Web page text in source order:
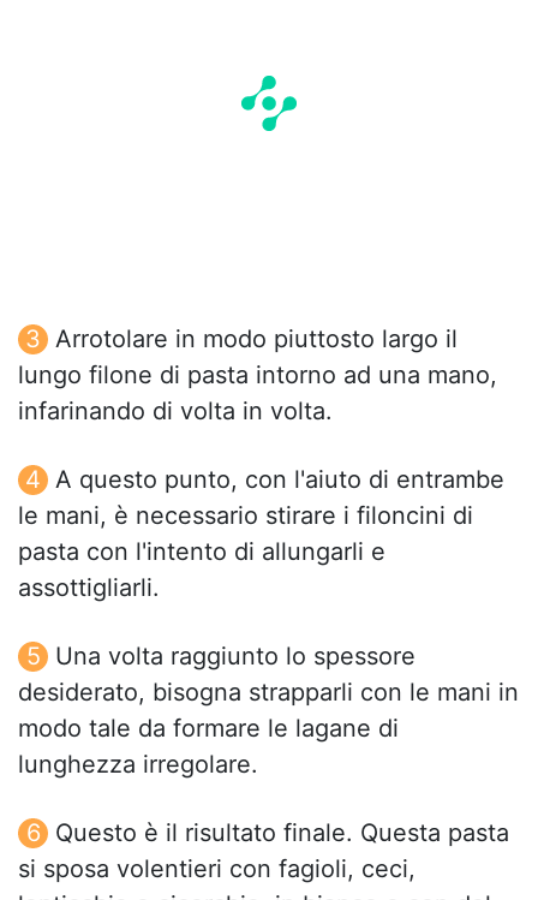
Arrotolare in modo piuttosto largo il
lungo filone di pasta intorno ad una mano,
infarinando di volta in volta.
A questo punto, con l'aiuto di entrambe
le mani, è necessario stirare i filoncini di
pasta con l'intento di allungarli e
assottigliarli.
Una volta raggiunto lo spessore
desiderato, bisogna strapparli con le mani in
modo tale da formare le lagane di
lunghezza irregolare.
Questo è il risultato finale. Questa pasta
si sposa volentieri con fagioli, ceci,